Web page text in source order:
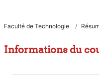
Faculté de Technologie
Informations du